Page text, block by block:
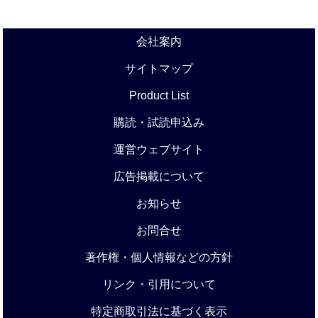
会社案内
サイトマップ
Product List
購読・試読申込み
運営ウェブサイト
広告掲載について
お知らせ
お問合せ
著作権・個人情報などの方針
リンク・引用について
特定商取引法に基づく表示